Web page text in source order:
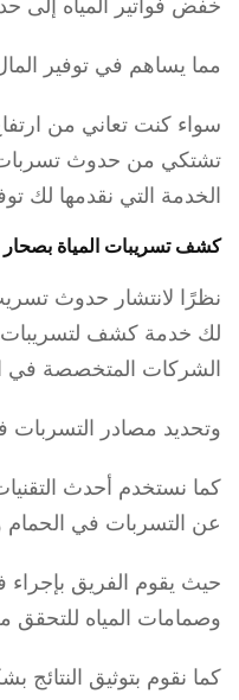
خفض فواتير المياه إلى حد
مما يساهم في توفير
سواء كنت تعاني من
تشتكي من حدوث
الخدمة التي نقدمها لك
كشف تسريبات المياة بصحار 93112753
نظرًا لانتشار حدوث
لك خدمة كشف لتسريبات
الشركات المتخصصة في
وتحديد مصادر التسربات
كما نستخدم أحدث
عن التسربات في الحمام
حيث يقوم الفريق
وصمامات المياه
كما نقوم بتوثيق